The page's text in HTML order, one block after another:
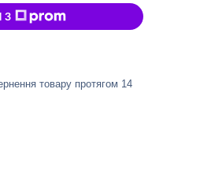
З
товару протягом 14